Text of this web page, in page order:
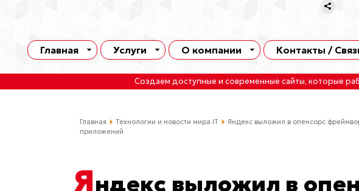
Главная Услуги О компании Контакты /
Создаем доступные и современные сайты, которые
Главная Технологии и новости мира IT
Яндекс выложил в опенсорс
приложений
Яндекс выложил в